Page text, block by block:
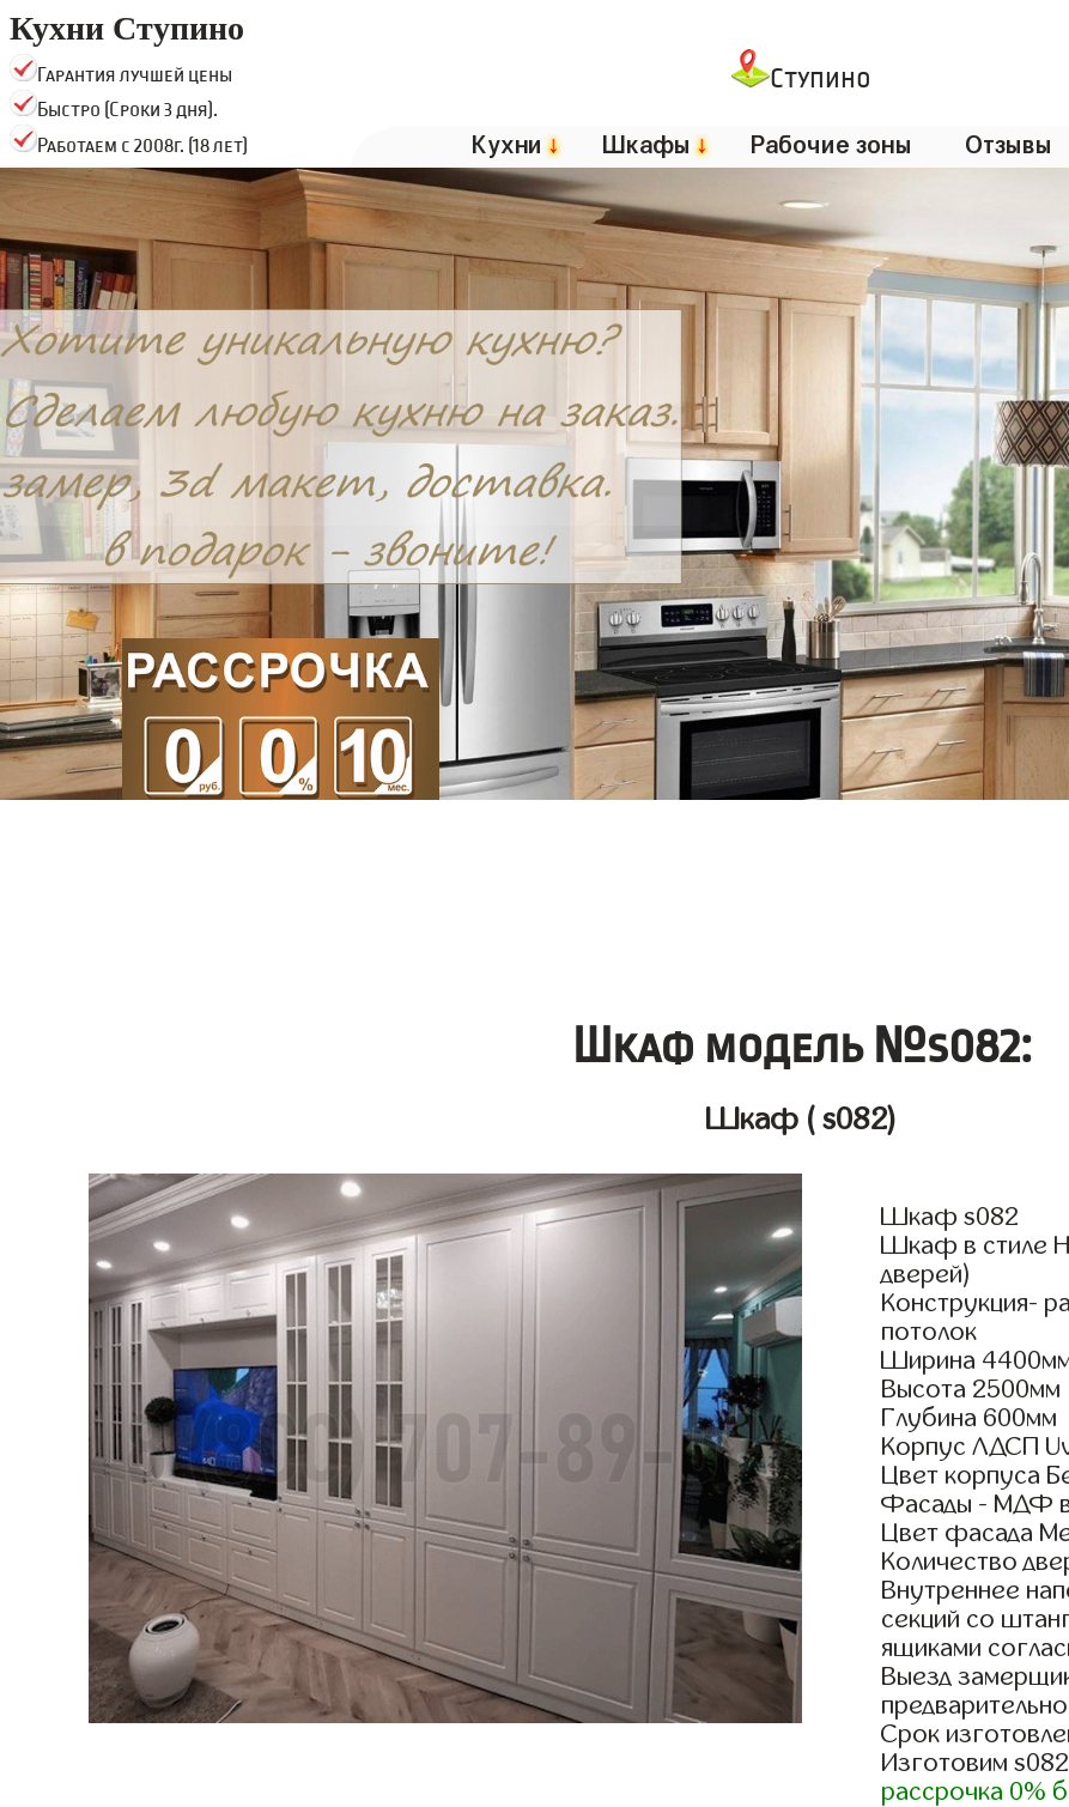
Кухни Ступино
Гарантия лучшей цены
Быстро (Сроки 3 дня).
Работаем с 2008г. (18 лет)
Ступино
Кухни↓ Шкафы↓ Рабочие зоны Отзывы
Шкаф модель №s082:
Шкаф ( s082)
Шкаф s082
Шкаф в стиле
дверей)
Конструкция-
потолок
Ширина
Высота 2500мм
Глубина 600мм
Корпус ЛДСП
Цвет корпуса
Фасады - МДФ
Цвет фасада
Количество
Внутреннее
секций со
ящиками
Выезд
Срок
Изготовим
рассрочка 0%